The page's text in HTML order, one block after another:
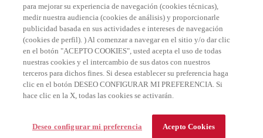
para mejorar su experiencia de navegación (cookies técnicas),
medir nuestra audiencia (cookies de análisis) y proporcionarle
publicidad basada en sus actividades e intereses de navegación
(cookies de perfil). ) Al comenzar a navegar en el sitio y/o dar clic
en el botón "ACEPTO COOKIES", usted acepta el uso de todas
nuestras cookies y el intercambio de sus datos con nuestros
terceros para dichos fines. Si desea establecer su preferencia haga
clic en el botón DESEO CONFIGURAR MI PREFERENCIA. Si
hace clic en la X, todas las cookies se activarán.
Deseo configurar mi preferencia Acepto Cookies